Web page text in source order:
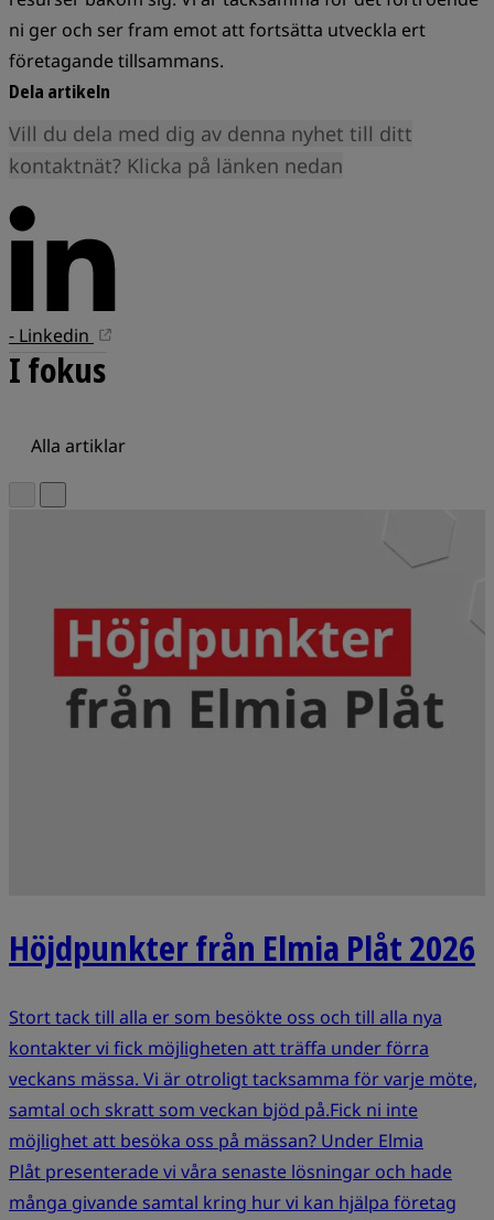
ni ger och ser fram emot att fortsätta utveckla ert
företagande tillsammans.
Dela artikeln
Vill du dela med dig av denna nyhet till ditt
kontaktnät? Klicka på länken nedan
- Linkedin
I fokus
Alla artiklar
Höjdpunkter från Elmia Plåt 2026
Stort tack till alla er som besökte oss och till alla nya
kontakter vi fick möjligheten att träffa under förra
veckans mässa. Vi är otroligt tacksamma för varje möte,
samtal och skratt som veckan bjöd på.Fick ni inte
möjlighet att besöka oss på mässan? Under Elmia
Plåt presenterade vi våra senaste lösningar och hade
många givande samtal kring hur vi kan hjälpa företag